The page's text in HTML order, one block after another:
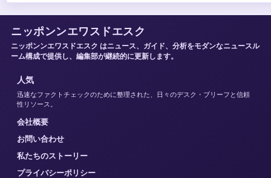
ニッポンンエワスドエスク
ニッポンンエワスドエスク はニュース、ガイド、分析をモダンなニュースル
ーム構成で提供し、編集部が継続的に更新します。
人気
迅速なファクトチェックのために整理された、日々のデスク・ブリーフと信頼
性リソース。
会社概要
お問い合わせ
私たちのストーリー
プライバシーポリシー